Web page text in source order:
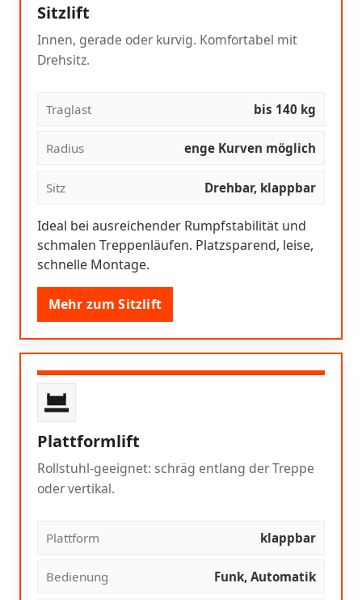
Sitzlift
Innen, gerade oder kurvig. Komfortabel mit
Drehsitz.
Traglast bis 140 kg
Radius enge Kurven möglich
Sitz Drehbar, klappbar
Ideal bei ausreichender Rumpfstabilität und
schmalen Treppenläufen. Platzsparend, leise,
schnelle Montage.
Mehr zum Sitzlift
Plattformlift
Rollstuhl-geeignet: schräg entlang der Treppe
oder vertikal.
Plattform klappbar
Bedienung Funk, Automatik